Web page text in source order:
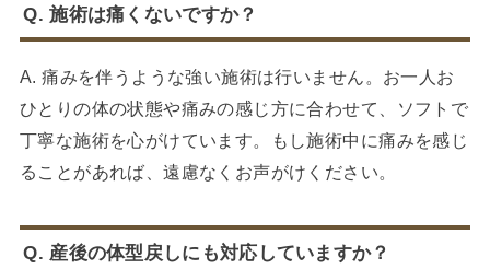
Q. 施術は痛くないですか？
A. 痛みを伴うような強い施術は行いません。お一人お
ひとりの体の状態や痛みの感じ方に合わせて、ソフトで
丁寧な施術を心がけています。もし施術中に痛みを感じ
ることがあれば、遠慮なくお声がけください。
Q. 産後の体型戻しにも対応していますか？